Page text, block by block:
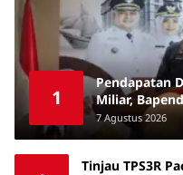
1
Pendapatan
Miliar,
Tunggakan
7 Agustus 2026
Tinjau TPS3R